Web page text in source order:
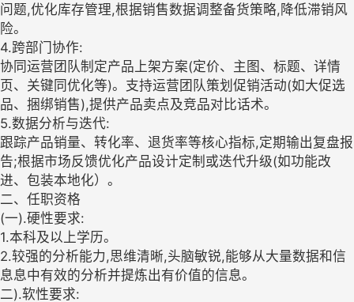
问题,优化库存管理,根据销售数据调整备货策略,降低滞销风
险。
4.跨部门协作:
协同运营团队制定产品上架方案(定价、主图、标题、详情
页、关键同优化等)。支持运营团队策划促销活动(如大促选
品、捆绑销售),提供产品卖点及竞品对比话术。
5.数据分析与迭代:
跟踪产品销量、转化率、退货率等核心指标,定期输出复盘报
告;根据市场反馈优化产品设计定制或迭代升级(如功能改
进、包装本地化）。
二、任职资格
(一).硬性要求:
1.本科及以上学历。
2.较强的分析能力,思维清晰,头脑敏锐,能够从大量数据和信
息息中有效的分析并提炼出有价值的信息。
二).软性要求: